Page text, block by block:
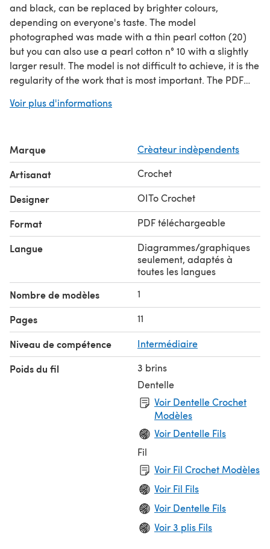
and black, can be replaced by brighter colours,
depending on everyone's taste. The model
photographed was made with a thin pearl cotton (20)
but you can also use a pearl cotton n° 10 with a slightly
larger result. The model is not difficult to achieve, it is the
regularity of the work that is most important. The PDF
diagrams as well as a step-by-step explanation with 68
Voir plus d'informations
Marque Crèateur indèpendents
Artisanat Crochet
Designer OITo Crochet
Format PDF téléchargeable
Langue
Diagrammes/graphiques
seulement, adaptés à
toutes les langues
Nombre de modèles 1
Pages 11
Niveau de compétence Intermédiaire
Poids du fil
3 brins
Dentelle
Voir Dentelle Crochet
Modèles
Voir Dentelle Fils
Fil
Voir Fil Crochet Modèles
Voir Fil Fils
Voir Dentelle Fils
Voir 3 plis Fils